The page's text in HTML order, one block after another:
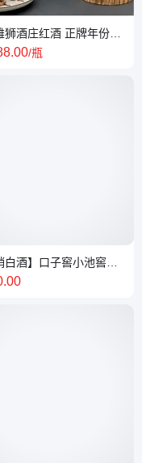
庄红酒 正牌年份酒
格 上海经销商
.00/瓶
白酒】口子窖小池窖价
、上海口子窖代理13
.00